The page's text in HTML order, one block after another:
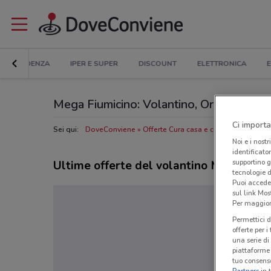
IN EVIDENZA IPER E SUPER DISCOUNT ELETTRONICA
Mega Fiumicino: Volantino, Orari di
Sei qui: DoveConviene Offerte Cura casa e corpo a Fiumicino
Ultime offerte del volantino Mega
Ci
Noi e i nostri
supportino
tecnologie
Puoi
sul link
Per
Permettici
offerte per
una serie
piattaforme
tuo